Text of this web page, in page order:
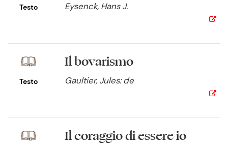
Testo Eysenck, Hans J.
Testo
Il bovarismo
Gaultier, Jules: de
Il coraggio di essere io